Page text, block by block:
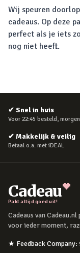
Wij speuren
cadeaus. Op deze
perfect als je iets
nog niet heeft.
✔ Snel in huis
Voor 22:45 besteld,
✔ Makkelijk & veilig
Betaal o.a. met iDEAL
Cadeau
Pakt altijd goed uit!
Cadeaus van
voor ieder moment,
★ Feedback Company: